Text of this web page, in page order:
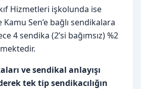
Hizmetleri işkolunda ise
Sen’e bağlı sendikalara
4 sendika (2’si bağımsız) %2
ve sendikal anlayışı
tek tip sendikacılığın